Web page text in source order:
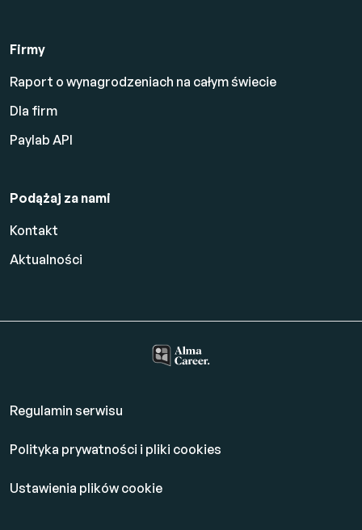
Firmy
Raport o wynagrodzeniach na całym świecie
Dla firm
Paylab API
Podążaj za nami
Kontakt
Aktualności
Regulamin serwisu
Polityka prywatności i pliki cookies
Ustawienia plików cookie